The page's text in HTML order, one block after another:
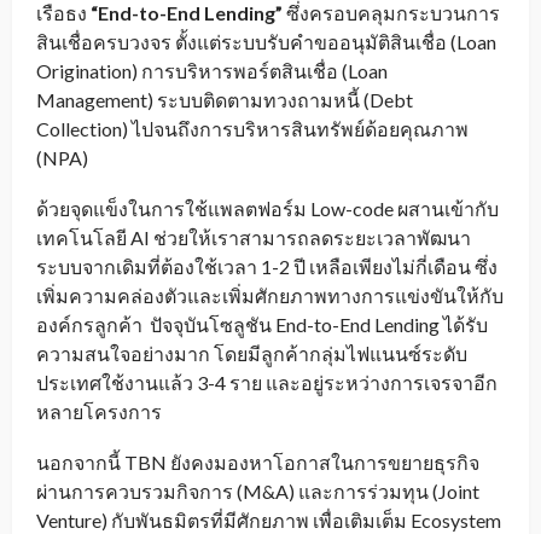
เรือธง “End-to-End Lending” ซึ่งครอบคลุมกระบวนการ
สินเชื่อครบวงจร ตั้งแต่ระบบรับคำขออนุมัติสินเชื่อ (Loan
Origination) การบริหารพอร์ตสินเชื่อ (Loan
Management) ระบบติดตามทวงถามหนี้ (Debt
Collection) ไปจนถึงการบริหารสินทรัพย์ด้อยคุณภาพ
(NPA)
ด้วยจุดแข็งในการใช้แพลตฟอร์ม Low-code ผสานเข้ากับ
เทคโนโลยี AI ช่วยให้เราสามารถลดระยะเวลาพัฒนา
ระบบจากเดิมที่ต้องใช้เวลา 1-2 ปี เหลือเพียงไม่กี่เดือน ซึ่ง
เพิ่มความคล่องตัวและเพิ่มศักยภาพทางการแข่งขันให้กับ
องค์กรลูกค้า ปัจจุบันโซลูชัน End-to-End Lending ได้รับ
ความสนใจอย่างมาก โดยมีลูกค้ากลุ่มไฟแนนซ์ระดับ
ประเทศใช้งานแล้ว 3-4 ราย และอยู่ระหว่างการเจรจาอีก
หลายโครงการ
นอกจากนี้ TBN ยังคงมองหาโอกาสในการขยายธุรกิจ
ผ่านการควบรวมกิจการ (M&A) และการร่วมทุน (Joint
Venture) กับพันธมิตรที่มีศักยภาพ เพื่อเติมเต็ม Ecosystem